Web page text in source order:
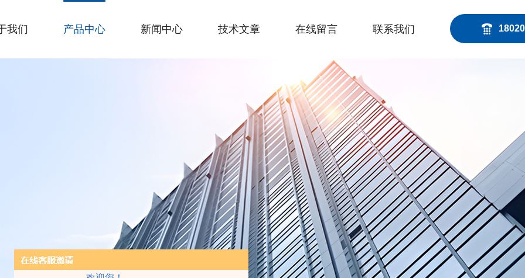
我们 产品中心 新闻中心 技术文章 在线留言 联系我们